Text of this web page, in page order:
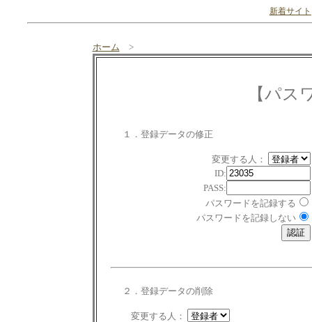
新着サイト
ホーム >
【パス
１．登録データの修正
変更する人：
ID:
PASS:
パスワードを記録する
パスワードを記録しない
２．登録データの削除
変更する人：